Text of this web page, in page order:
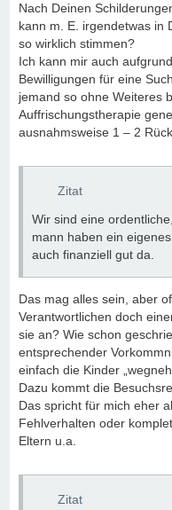
hintereinander
Man kann – von außen
Beschreibung – schon
und das Befinden
Alkoholkonsum abhalten
Oder in anderen
Vertrauensvorschuss
wird lange Zeit
Ich habe „Ähnliches“
ich das von meiner
es noch Jahre dauern
bedingungslos in jeder
überhaupt nach all dem
Das ist allein mein
Alkoholismus hat leider
Nach Deinen
kann m. E. irgendetwas in
so wirklich stimmen?
Ich kann mir auch
Bewilligungen für eine
jemand so ohne Weiteres
Auffrischungstherapie
ausnahmsweise 1 – 2
Zitat
Wir sind eine
mann haben ein
auch finanziell gut da.
Das mag alles sein, aber
Verantwortlichen doch
sie an? Wie schon
entsprechender
einfach die Kinder
Dazu kommt die
Das spricht für mich eher
Fehlverhalten oder
Eltern u.a.
Zitat